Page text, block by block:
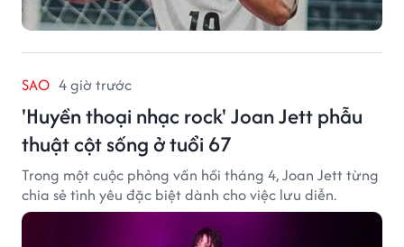
SAO 4 giờ trước
'Huyền thoại nhạc rock' Joan Jett phẫu
thuật cột sống ở tuổi 67
Trong một cuộc phỏng vấn hồi tháng 4, Joan Jett từng
chia sẻ tình yêu đặc biệt dành cho việc lưu diễn.